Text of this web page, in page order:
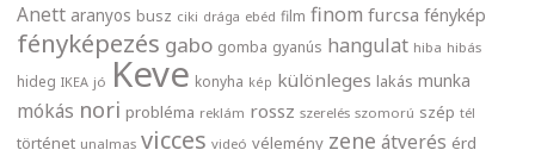
Anett aranyos busz ciki drága ebéd film finom furcsa fénykép
fényképezés gabo gomba gyanús hangulat hiba hibás
hideg IKEA jó Keve konyha kép különleges lakás munka
mókás nori probléma reklám rossz szerelés szomorú szép tél
történet unalmas vicces videó vélemény zene átverés érd